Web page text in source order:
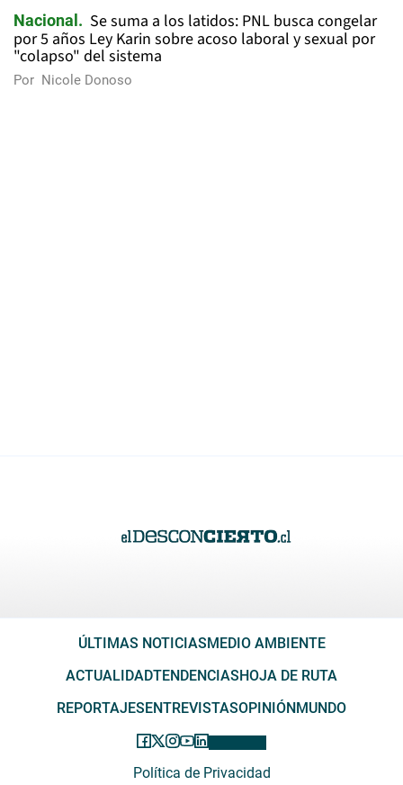
Nacional
Se suma a los latidos: PNL busca congelar
por 5 años Ley Karin sobre acoso laboral y sexual por
"colapso" del sistema
Por Nicole Donoso
ÚLTIMAS NOTICIAS MEDIO AMBIENTE
ACTUALIDADTENDENCIAS HOJA DE RUTA
REPORTAJES ENTREVISTASOPINIÓN MUNDO
Política de Privacidad